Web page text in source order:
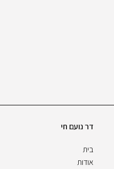
דר נועם חי
בית
אודות